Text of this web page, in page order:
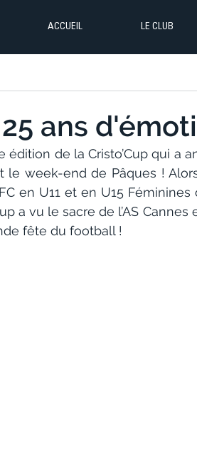
ACCUEIL LE CLUB
ans
édition de la Cristo’Cup qui a
week-end de Pâques !
en U11 et en U15
a vu le sacre de l’AS
fête du football !